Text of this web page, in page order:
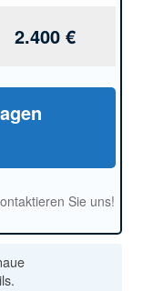
2.400 €
Sie uns!